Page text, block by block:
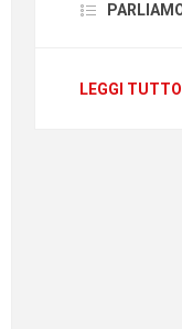
Ora puoi
tutti gli
content
Oggi si
LEGGI TUTTO